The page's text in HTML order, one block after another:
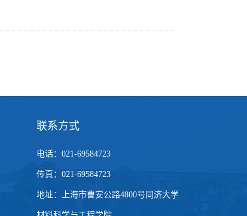
联系方式
电话：021-69584723
传真：021-69584723
地址：上海市曹安公路4800号同济大学